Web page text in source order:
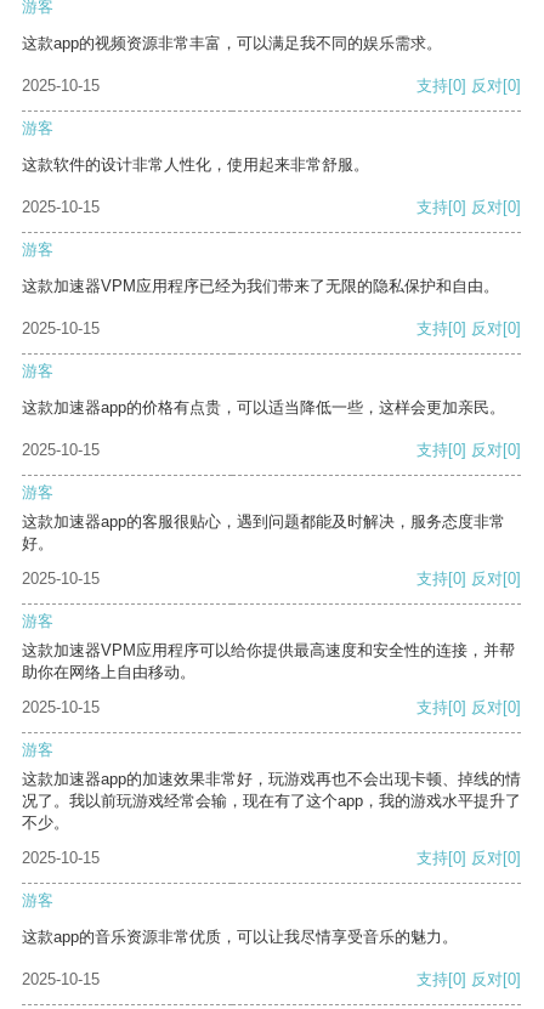
游客
这款app的视频资源非常丰富，可以满足我不同的娱乐需求。
2025-10-15 支持[0] 反对[0]
游客
这款软件的设计非常人性化，使用起来非常舒服。
2025-10-15 支持[0] 反对[0]
游客
这款加速器VPM应用程序已经为我们带来了无限的隐私保护和自由。
2025-10-15 支持[0] 反对[0]
游客
这款加速器app的价格有点贵，可以适当降低一些，这样会更加亲民。
2025-10-15 支持[0] 反对[0]
游客
这款加速器app的客服很贴心，遇到问题都能及时解决，服务态度非常
好。
2025-10-15
支持[0] 反对[0]
游客
这款加速器VPM应用程序可以给你提供最高速度和安全性的连接，并帮
助你在网络上自由移动。
2025-10-15
支持[0] 反对[0]
游客
这款加速器app的加速效果非常好，玩游戏再也不会出现卡顿、掉线的情
况了。我以前玩游戏经常会输，现在有了这个app，我的游戏水平提升了
不少。
2025-10-15
支持[0] 反对[0]
游客
这款app的音乐资源非常优质，可以让我尽情享受音乐的魅力。
2025-10-15 支持[0] 反对[0]